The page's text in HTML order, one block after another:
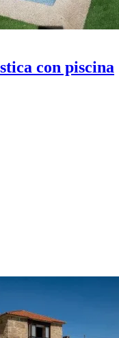
con piscina